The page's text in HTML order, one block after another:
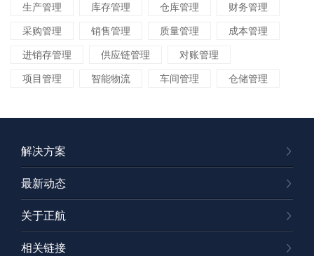
生产管理 库存管理 仓库管理 财务管理
采购管理 销售管理 质量管理 成本管理
进销存管理 供应链管理 对账管理
项目管理 智能物流 车间管理 仓储管理
解决方案
最新动态
关于正航
相关链接